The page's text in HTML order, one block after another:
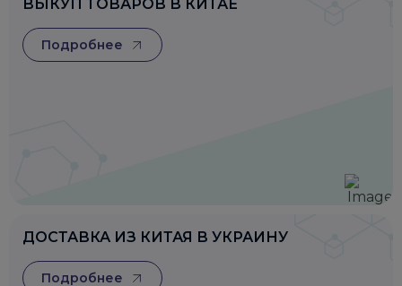
ВЫКУП ТОВАРОВ В КИТАЕ
Подробнее
ДОСТАВКА ИЗ КИТАЯ В УКРАИНУ
Подробнее